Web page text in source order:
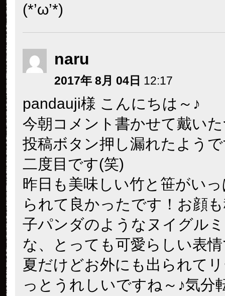
(*’ω’*)
naru
2017年 8月 04日 12:17
pandauji様 こんにちは～♪
今朝コメント書かせて戴い
投稿ボタン押し漏れたよう
二度目です(笑)
昨日も美味しい竹と笹がい
られて良かったです！お顔
子パンダのようなヌイグル
な、とっても可愛らしい表
夏だけどお外にも出られて
っとうれしいですね～♪気分